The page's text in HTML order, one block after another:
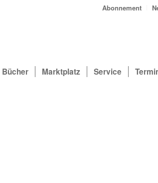
Abonnement
Bücher Marktplatz Service